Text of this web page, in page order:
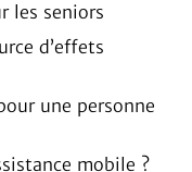
les seniors
d’effets
une personne
mobile ?